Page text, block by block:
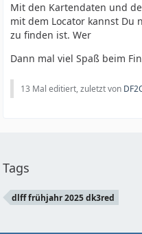
Mit den Kartendaten und
mit dem Locator kannst Du
zu finden ist. Wer
Dann mal viel Spaß beim
13 Mal editiert, zuletzt von
Tags
dlff frühjahr 2025 dk3red